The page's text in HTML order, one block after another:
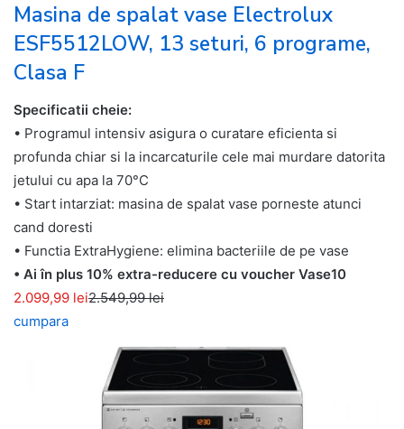
Masina de spalat vase Electrolux
ESF5512LOW, 13 seturi, 6 programe,
Clasa F
Specificatii cheie:
• Programul intensiv asigura o curatare eficienta si
profunda chiar si la incarcaturile cele mai murdare datorita
jetului cu apa la 70°C
• Start intarziat: masina de spalat vase porneste atunci
cand doresti
• Functia ExtraHygiene: elimina bacteriile de pe vase
• Ai în plus 10% extra-reducere cu voucher Vase10
2.099,99 lei2.549,99 lei
cumpara